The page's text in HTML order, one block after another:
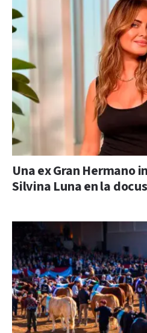
Una ex Gran Hermano
Silvina Luna en la